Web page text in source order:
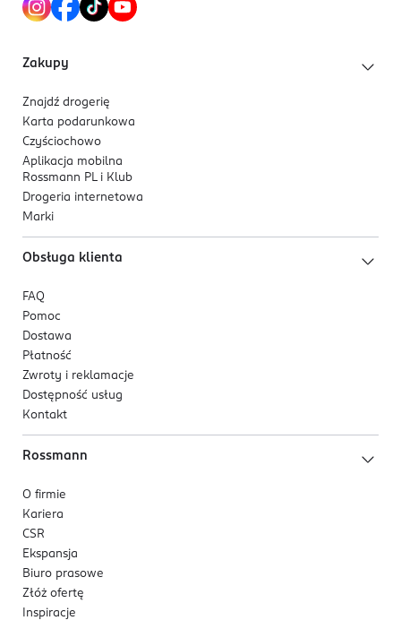
Zakupy
Znajdź drogerię
Karta podarunkowa
Czyściochowo
Aplikacja mobilna
Rossmann PL i Klub
Drogeria internetowa
Marki
Obsługa klienta
FAQ
Pomoc
Dostawa
Płatność
Zwroty i reklamacje
Dostępność usług
Kontakt
Rossmann
O firmie
Kariera
CSR
Ekspansja
Biuro prasowe
Złóż ofertę
Inspiracje